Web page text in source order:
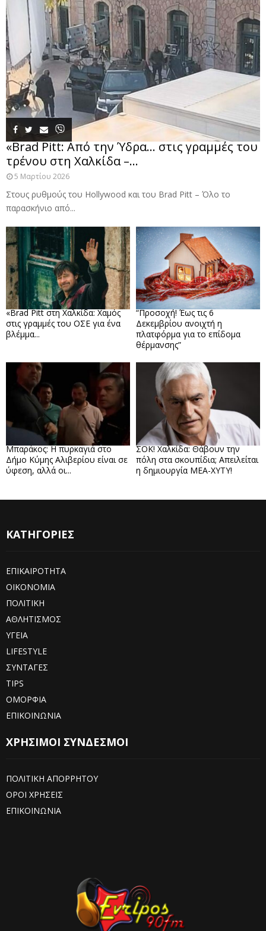
«Brad Pitt: Από την Ύδρα… στις γραμμές του
τρένου στη Χαλκίδα –...
5 Μαρτίου 2026
Στους ρυθμούς του Hollywood και του Brad Pitt – Όλο το
παρασκήνιο από...
«Brad Pitt στη Χαλκίδα: Χαμός
στις γραμμές του ΟΣΕ για ένα
βλέμμα...
“Προσοχή! Έως τις 6
Δεκεμβρίου ανοιχτή η
πλατφόρμα για το επίδομα
θέρμανσης”
Μπαράκος: Η πυρκαγιά στο
Δήμο Κύμης Αλιβερίου είναι σε
ύφεση, αλλά οι...
ΣΟΚ! Χαλκίδα: Θάβουν την
πόλη στα σκουπίδια; Απειλείται
η δημιουργία ΜΕΑ-ΧΥΤΥ!
ΚΑΤΗΓΟΡΙΕΣ
ΕΠΙΚΑΙΡΟΤΗΤΑ
ΟΙΚΟΝΟΜΙΑ
ΠΟΛΙΤΙΚΗ
ΑΘΛΗΤΙΣΜΟΣ
ΥΓΕΙΑ
LIFESTYLE
ΣΥΝΤΑΓΕΣ
TIPS
ΟΜΟΡΦΙΑ
ΕΠΙΚΟΙΝΩΝΙΑ
ΧΡΗΣΙΜΟΙ ΣΥΝΔΕΣΜΟΙ
ΠΟΛΙΤΙΚΗ ΑΠΟΡΡΗΤΟΥ
ΟΡΟΙ ΧΡΗΣΕΙΣ
ΕΠΙΚΟΙΝΩΝΙΑ